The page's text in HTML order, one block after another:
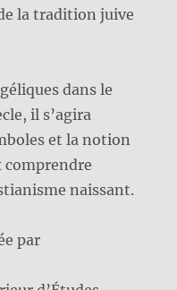
la tradition juive
dans le
il s’agira
et la notion
comprendre
naissant.
par